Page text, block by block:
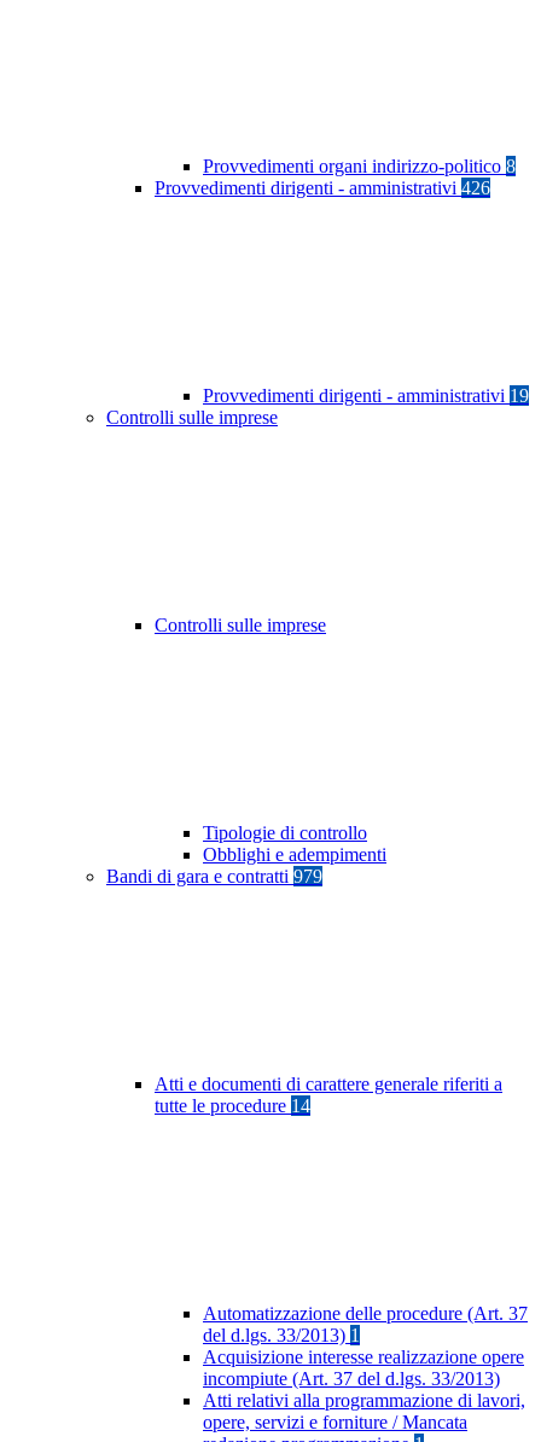
Provvedimenti organi indirizzo-politico 8
Provvedimenti dirigenti - amministrativi 426
Provvedimenti dirigenti - amministrativi 19
Controlli sulle imprese
Controlli sulle imprese
Tipologie di controllo
Obblighi e adempimenti
Bandi di gara e contratti 979
Atti e documenti di carattere generale riferiti a
tutte le procedure 14
Automatizzazione delle procedure (Art. 37
del d.lgs. 33/2013) 1
Acquisizione interesse realizzazione opere
incompiute (Art. 37 del d.lgs. 33/2013)
Atti relativi alla programmazione di lavori,
opere, servizi e forniture / Mancata